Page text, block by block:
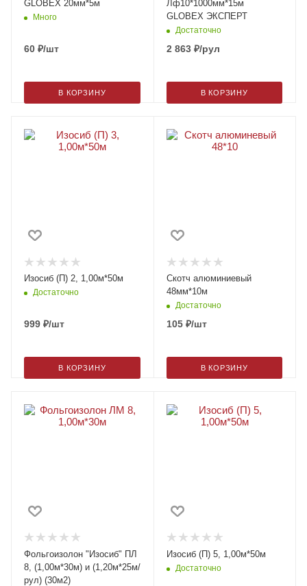
GLOBEX 20мм*5м
Много
60 ₽/шт
В КОРЗИНУ
Лф10*1000мм*15м
GLOBEX ЭКСПЕРТ
Достаточно
2 863₽/рул
В КОРЗИНУ
Изосиб (П) 2, 1,00м*50м
Достаточно
999 ₽/шт
В КОРЗИНУ
Скотч алюминиевый
48мм*10м
Достаточно
105₽/шт
В КОРЗИНУ
Фольгоизолон "Изосиб" ПЛ
8, (1,00м*30м) и (1,20м*25м/
рул) (30м2)
Изосиб (П) 5, 1,00м*50м
Достаточно